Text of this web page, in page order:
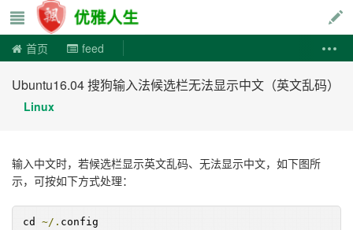
首页 feed
Ubuntu16.04 搜狗输入法候选栏无法显示中文（英文乱码）
Linux
输入中文时，若候选栏显示英文乱码、无法显示中文，如下图所
示，可按如下方式处理：
cd ~/. config